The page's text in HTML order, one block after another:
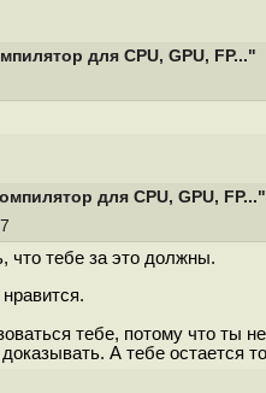
для CPU, GPU, FP..."
для CPU, GPU, FP..."
что тебе за это должны.
тебе, потому что ты
А тебе остается